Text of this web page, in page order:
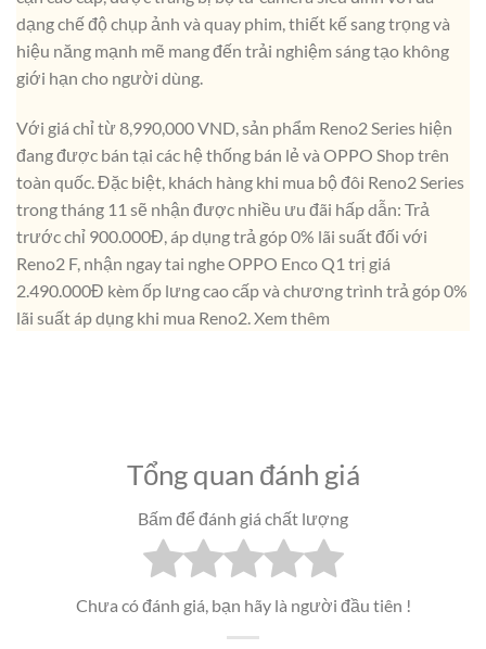
dạng chế độ chụp ảnh và quay phim, thiết kế sang trọng và
hiệu năng mạnh mẽ mang đến trải nghiệm sáng tạo không
giới hạn cho người dùng.
Với giá chỉ từ 8,990,000 VND, sản phẩm Reno2 Series hiện
đang được bán tại các hệ thống bán lẻ và OPPO Shop trên
toàn quốc. Đặc biệt, khách hàng khi mua bộ đôi Reno2 Series
trong tháng 11 sẽ nhận được nhiều ưu đãi hấp dẫn: Trả
trước chỉ 900.000Đ, áp dụng trả góp 0% lãi suất đối với
Reno2 F, nhận ngay tai nghe OPPO Enco Q1 trị giá
2.490.000Đ kèm ốp lưng cao cấp và chương trình trả góp 0%
lãi suất áp dụng khi mua Reno2. Xem thêm
Tổng quan đánh giá
Bấm để đánh giá chất lượng
Chưa có đánh giá, bạn hãy là người đầu tiên !